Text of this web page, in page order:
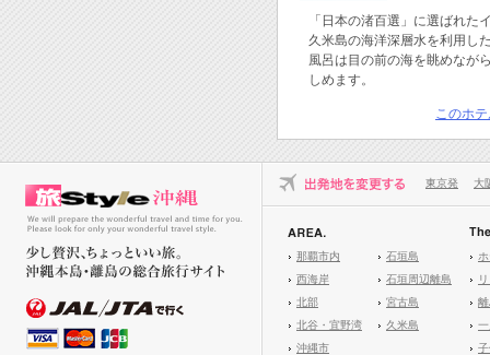
「日本の渚百選」に選ばれた
久米島の海洋深層水を利用し
風呂は目の前の海を眺めなが
しめます。
このホ
東京発 大
那覇市内
西海岸
北部
北谷・宜野湾
沖縄市
石垣島
石垣周辺離島
宮古島
久米島